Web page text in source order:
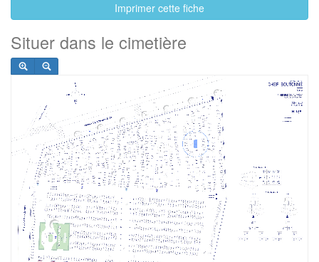
Imprimer cette fiche
Situer dans le cimetière